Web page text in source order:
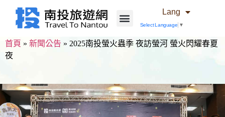
Lang
Select Language ▼
首頁 » 新聞公告 » 2025南投螢火蟲季 夜訪螢河 螢火閃耀春夏
夜